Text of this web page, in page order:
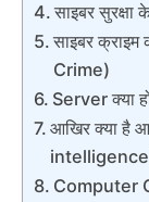
साइबर
साइबर
Crime)
Server क्या
आखिर क्या है
intelligence),
Computer